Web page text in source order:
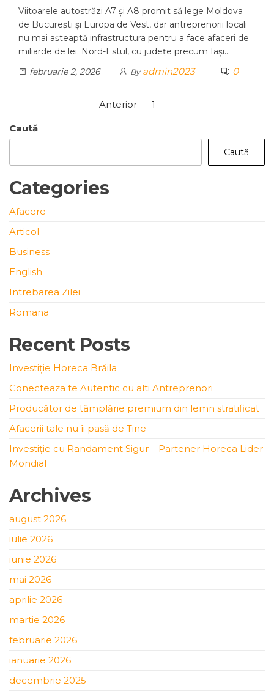
Viitoarele autostrăzi A7 și A8 promit să lege Moldova
de București și Europa de Vest, dar antreprenorii locali
nu mai așteaptă infrastructura pentru a face afaceri de
miliarde de lei. Nord-Estul, cu județe precum Iași…
februarie 2, 2026
By admin2023 0
articole
Anterior 1
Caută
Caută
Categories
Afacere
Articol
Business
English
Intrebarea Zilei
Romana
Recent Posts
Investiție Horeca Brăila
Conecteaza te Autentic cu alti Antreprenori
Producător de tâmplărie premium din lemn stratificat
Afacerii tale nu îi pasă de Tine
Investiție cu Randament Sigur – Partener Horeca Lider
Mondial
Archives
august 2026
iulie 2026
iunie 2026
mai 2026
aprilie 2026
martie 2026
februarie 2026
ianuarie 2026
decembrie 2025